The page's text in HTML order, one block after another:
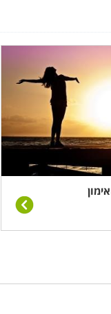
במסגרת הקורס
של המאמן לשינויים
מעניק את כל
אבחון נכון של המצב
לארגון